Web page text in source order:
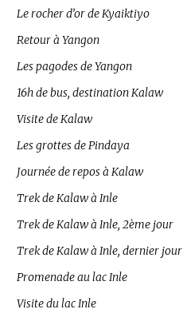
Le rocher d’or de Kyaiktiyo
Retour à Yangon
Les pagodes de Yangon
16h de bus, destination Kalaw
Visite de Kalaw
Les grottes de Pindaya
Journée de repos à Kalaw
Trek de Kalaw à Inle
Trek de Kalaw à Inle, 2ème jour
Trek de Kalaw à Inle, dernier jour
Promenade au lac Inle
Visite du lac Inle